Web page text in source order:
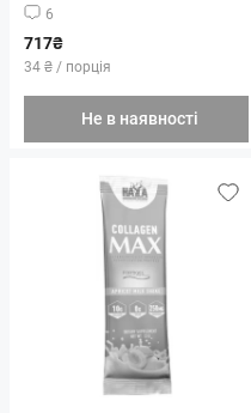
6
717₴
34 ₴ / порція
Не в наявності